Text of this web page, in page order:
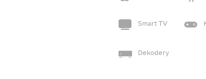
Smart TV
Dekodery